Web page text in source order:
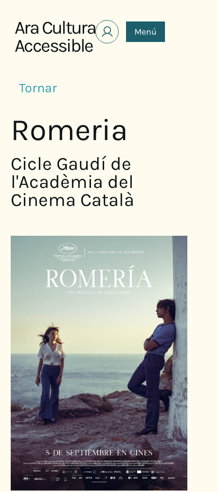
Ara Cultura
Accessible
Menú
Tornar
Romeria
Cicle Gaudí de
l'Acadèmia del
Cinema Català